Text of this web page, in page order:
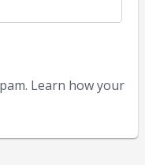
Learn how your